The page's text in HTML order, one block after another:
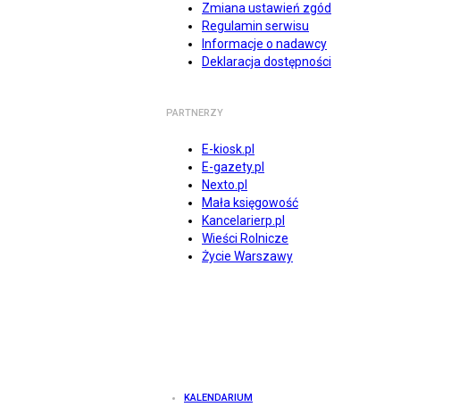
Zmiana ustawień zgód
Regulamin serwisu
Informacje o nadawcy
Deklaracja dostępności
PARTNERZY
E-kiosk.pl
E-gazety.pl
Nexto.pl
Mała księgowość
Kancelarierp.pl
Wieści Rolnicze
Życie Warszawy
KALENDARIUM